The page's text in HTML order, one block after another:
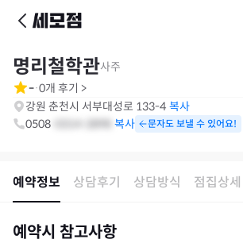
명리철학관사주
-·0개 후기 >
강원 춘천시 서부대성로 133-4 복사
0508
문자도 보낼 수 있어요!
예약정보 상담후기 상담방식 점집상세
예약시 참고사항